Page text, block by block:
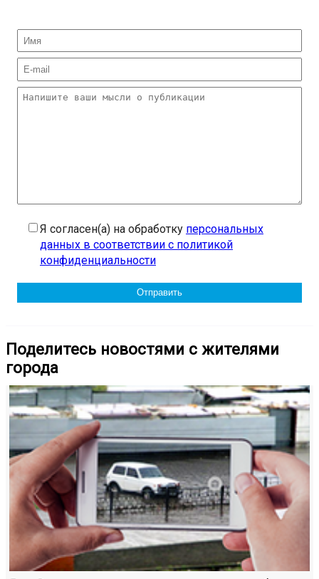
Я согласен(а) на обработку персональных
данных в соответствии с политикой
конфиденциальности
Поделитесь новостями с жителями
города